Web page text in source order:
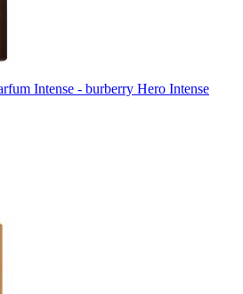
Intense - burberry Hero Intense